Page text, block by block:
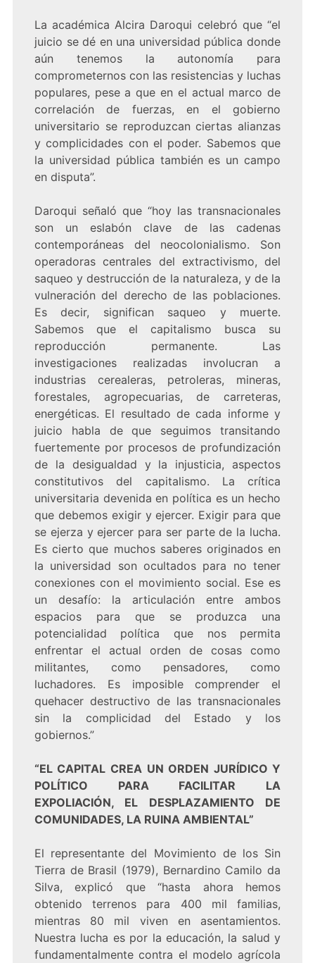
La académica Alcira Daroqui celebró que “el
juicio se dé en una universidad pública donde
aún tenemos la autonomía para
comprometernos con las resistencias y luchas
populares, pese a que en el actual marco de
correlación de fuerzas, en el gobierno
universitario se reproduzcan ciertas alianzas
y complicidades con el poder. Sabemos que
la universidad pública también es un campo
en disputa”.
Daroqui señaló que “hoy las transnacionales
son un eslabón clave de las cadenas
contemporáneas del neocolonialismo. Son
operadoras centrales del extractivismo, del
saqueo y destrucción de la naturaleza, y de la
vulneración del derecho de las poblaciones.
Es decir, significan saqueo y muerte.
Sabemos que el capitalismo busca su
reproducción permanente. Las
investigaciones realizadas involucran a
industrias cerealeras, petroleras, mineras,
forestales, agropecuarias, de carreteras,
energéticas. El resultado de cada informe y
juicio habla de que seguimos transitando
fuertemente por procesos de profundización
de la desigualdad y la injusticia, aspectos
constitutivos del capitalismo. La crítica
universitaria devenida en política es un hecho
que debemos exigir y ejercer. Exigir para que
se ejerza y ejercer para ser parte de la lucha.
Es cierto que muchos saberes originados en
la universidad son ocultados para no tener
conexiones con el movimiento social. Ese es
un desafío: la articulación entre ambos
espacios para que se produzca una
potencialidad política que nos permita
enfrentar el actual orden de cosas como
militantes, como pensadores, como
luchadores. Es imposible comprender el
quehacer destructivo de las transnacionales
sin la complicidad del Estado y los
gobiernos.”
“EL CAPITAL CREA UN ORDEN JURÍDICO Y
POLÍTICO PARA FACILITAR LA
EXPOLIACIÓN, EL DESPLAZAMIENTO DE
COMUNIDADES, LA RUINA AMBIENTAL”
El representante del Movimiento de los Sin
Tierra de Brasil (1979), Bernardino Camilo da
Silva, explicó que “hasta ahora hemos
obtenido terrenos para 400 mil familias,
mientras 80 mil viven en asentamientos.
Nuestra lucha es por la educación, la salud y
fundamentalmente contra el modelo agrícola